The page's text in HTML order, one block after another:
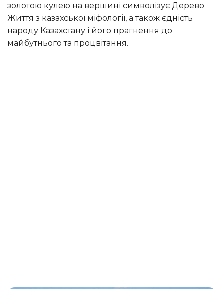
золотою кулею на вершині символізує Дерево
Життя з казахської міфології, а також єдність
народу Казахстану і його прагнення до
майбутнього та процвітання.